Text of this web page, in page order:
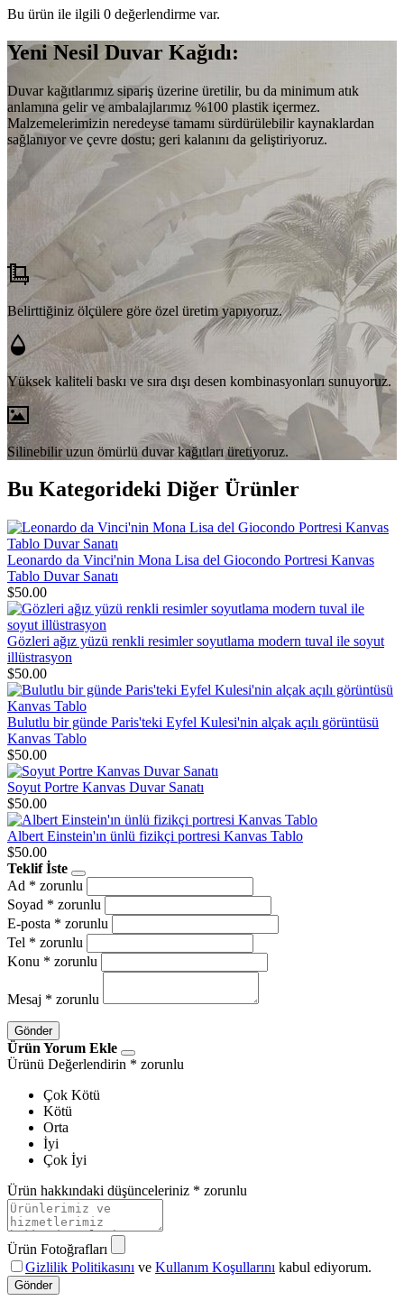
Bu ürün ile ilgili 0 değerlendirme var.
Yeni Nesil Duvar Kağıdı:
Duvar kağıtlarımız sipariş üzerine üretilir, bu da minimum atık
anlamına gelir ve ambalajlarımız %100 plastik içermez.
Malzemelerimizin neredeyse tamamı sürdürülebilir kaynaklardan
sağlanıyor ve çevre dostu; geri kalanını da geliştiriyoruz.
Belirttiğiniz ölçülere göre özel üretim yapıyoruz.
Yüksek kaliteli baskı ve sıra dışı desen kombinasyonları sunuyoruz.
Silinebilir uzun ömürlü duvar kağıtları üretiyoruz.
Bu Kategorideki Diğer Ürünler
Leonardo da Vinci'nin Mona Lisa del Giocondo Portresi Kanvas
Tablo Duvar Sanatı
$50.00
Gözleri ağız yüzü renkli resimler soyutlama modern tuval ile soyut
illüstrasyon
$50.00
Bulutlu bir günde Paris'teki Eyfel Kulesi'nin alçak açılı görüntüsü
Kanvas Tablo
$50.00
Soyut Portre Kanvas Duvar Sanatı
$50.00
Albert Einstein'ın ünlü fizikçi portresi Kanvas Tablo
$50.00
Teklif İste
Ad * zorunlu
Soyad * zorunlu
E-posta * zorunlu
Tel * zorunlu
Konu * zorunlu
Mesaj * zorunlu
Gönder
Ürün Yorum Ekle
Ürünü Değerlendirin * zorunlu
Çok Kötü
Kötü
Orta
İyi
Çok İyi
Ürün hakkındaki düşünceleriniz * zorunlu
Ürün Fotoğrafları
Gizlilik Politikasını ve Kullanım Koşullarını kabul ediyorum.
Gönder